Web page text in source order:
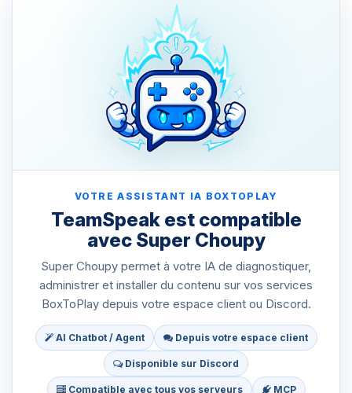
VOTRE ASSISTANT IA BOXTOPLAY
TeamSpeak est compatible
avec Super Choupy
Super Choupy permet à votre IA de diagnostiquer,
administrer et installer du contenu sur vos services
BoxToPlay depuis votre espace client ou Discord.
AI Chatbot / Agent Depuis votre espace client
Disponible sur Discord
Compatible avec tous vos serveurs MCP